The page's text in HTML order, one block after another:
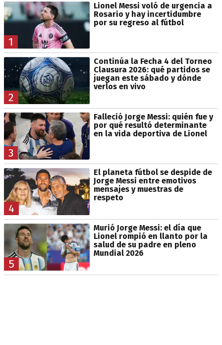
1
Lionel Messi voló de urgencia a
Rosario y hay incertidumbre
por su regreso al fútbol
2
Continúa la Fecha 4 del Torneo
Clausura 2026: qué partidos se
juegan este sábado y dónde
verlos en vivo
3
Falleció Jorge Messi: quién fue y
por qué resultó determinante
en la vida deportiva de Lionel
4
El planeta fútbol se despide de
Jorge Messi entre emotivos
mensajes y muestras de
respeto
5
Murió Jorge Messi: el día que
Lionel rompió en llanto por la
salud de su padre en pleno
Mundial 2026